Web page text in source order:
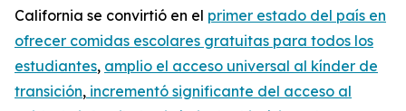
California se convirtió en el primer estado del país en
ofrecer comidas escolares gratuitas para todos los
estudiantes, amplio el acceso universal al kínder de
transición, incrementó significante del acceso al